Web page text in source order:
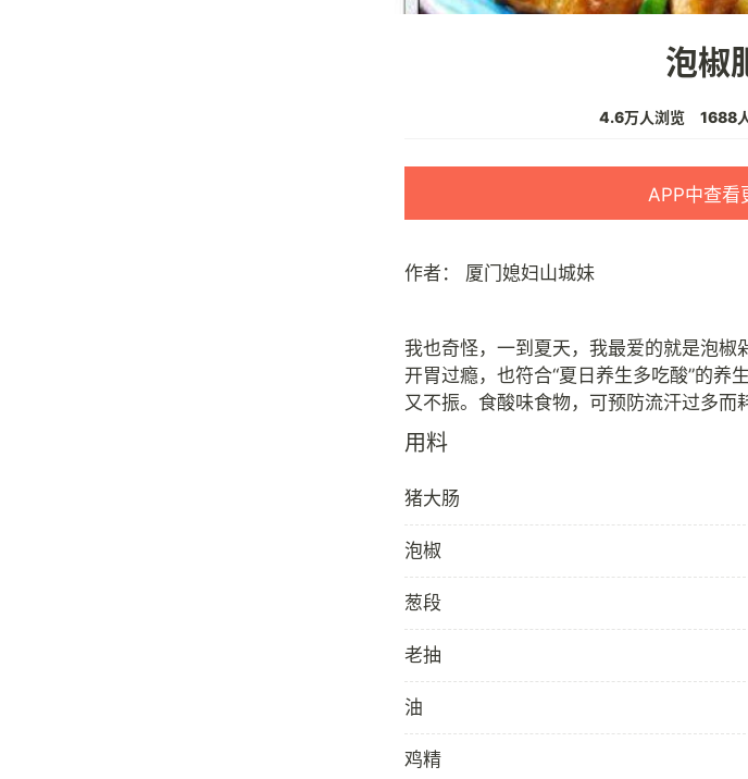
泡椒
4.6万人浏览 1688
APP中查看
作者： 厦门媳妇山城妹
我也奇怪，一到夏天，我最爱的就是泡椒
开胃过瘾，也符合“夏日养生多吃酸”的
用料
猪大肠
泡椒
葱段
老抽
油
鸡精